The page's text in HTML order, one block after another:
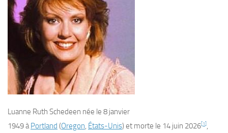
Luanne Ruth Schedeen née le 8 janvier
1949àPortland (Oregon, États-Unis) et morte le 14 juin 2026[1],